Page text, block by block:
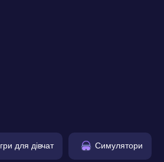
для дівчат Симулятори